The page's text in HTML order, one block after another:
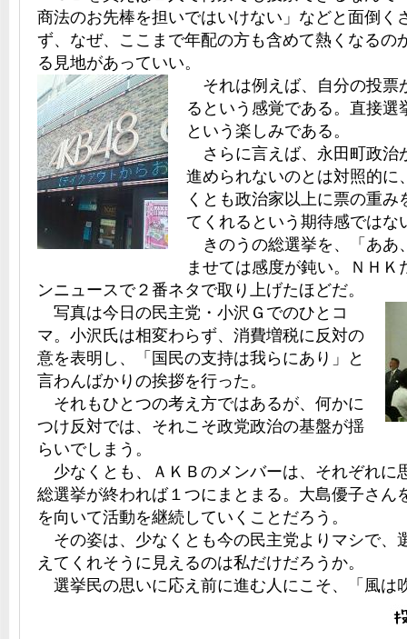
商法のお先棒を担いではいけない」などと面倒く
ず、なぜ、ここまで年配の方も含めて熱くなるの
る見地があっていい。
それは例えば、自分の投票
るという感覚である。直接選
という楽しみである。
さらに言えば、永田町政治
進められないのとは対照的に
くとも政治家以上に票の重み
てくれるという期待感ではな
きのうの総選挙を、「ああ
ませては感度が鈍い。ＮＨＫ
ンニュースで２番ネタで取り上げたほどだ。
写真は今日の民主党・小沢Ｇでのひとコ
マ。小沢氏は相変わらず、消費増税に反対の
意を表明し、「国民の支持は我らにあり」と
言わんばかりの挨拶を行った。
それもひとつの考え方ではあるが、何かに
つけ反対では、それこそ政党政治の基盤が揺
らいでしまう。
少なくとも、ＡＫＢのメンバーは、それぞれに
総選挙が終われば１つにまとまる。大島優子さん
を向いて活動を継続していくことだろう。
その姿は、少なくとも今の民主党よりマシで、
えてくれそうに見えるのは私だけだろうか。
選挙民の思いに応え前に進む人にこそ、「風は